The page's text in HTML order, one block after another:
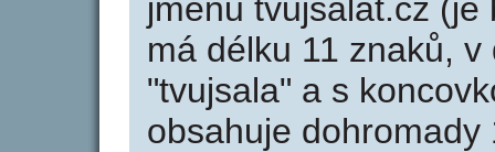
jménu tvujsalat.cz
má délku 11 znaků,
"tvujsala" a s
obsahuje